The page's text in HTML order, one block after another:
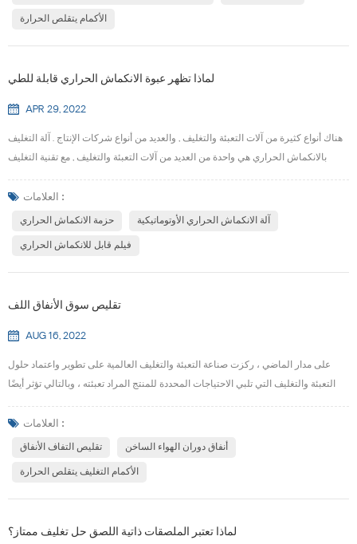
الأكمام يتقلص الحرارة
لماذا تظهر عبوة الانكماش الحراري قابلة للطي
APR 29, 2022
هناك أنواع كثيرة من آلات التعبئة والتغليف , والعديد من أنواع شركات الإنتاج . آلة التغليف
بالانكماش الحراري هي واحدة من العديد من آلات التعبئة والتغليف , مع تقنية التغليف
الإنتاج. أخبرك لماذا توجد تجاعيد في آلة التغليف بالانكماش الحراري . دعنا 's نذهب وانظر .
1 . درجة حرارة الانكماش غير كافية . الحل: زيادة درجة الحرارة. إذا كا...
العلامات :
حزمة الانكماش الحراري آلة الانكماش الحراري الأوتوماتيكية
فيلم قابل للانكماش الحراري
تقليص سوق الأنفاق اللف
AUG 16, 2022
على مدار الماضي ، ركزت صناعة التعبئة والتغليف العالمية على تطوير واعتماد حلول
التعبئة والتغليف التي تلبي الاحتياجات المحددة للمنتج المراد تعبئته ، وبالتالي تؤثر أيضًا
قد تكون أنفاق التفاف الانكماش عبارة عن أنفاق لتدوير الهواء الساخن تسمى أنفاق
العلامات :
تقليص التفاف الأنفاق أنفاق دوران الهواء الساخن
الأكمام التغليف يتقلص الحرارة
لماذا تعتبر الملصقات ذاتية اللصق حل تغليف ممتاز؟